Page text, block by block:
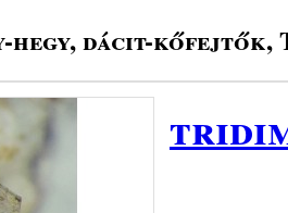
hegy, dácit-kőfejtők,